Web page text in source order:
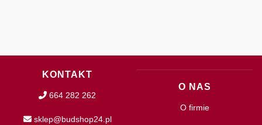
KONTAKT
664 282 262
sklep@budshop24.pl
O NAS
O firmie